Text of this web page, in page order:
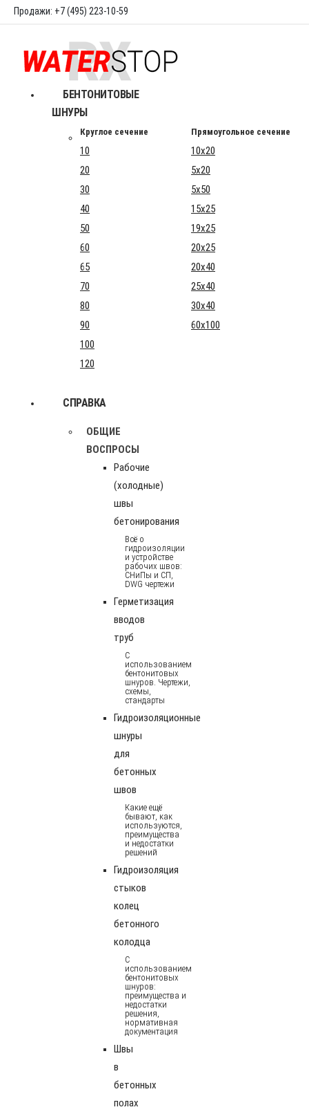
Продажи: +7 (495) 223-10-59
БЕНТОНИТОВЫЕ
ШНУРЫ
Круглое сечение Прямоугольное сечение
10
10x20
20
5x20
30
5x50
40
15x25
50
19x25
60
20x25
65
20x40
70
25x40
80
30x40
90
60x100
100
120
СПРАВКА
ОБЩИЕ
ВОСПРОСЫ
Рабочие
(холодные)
швы
бетонирования
Всё о
гидроизоляции
и устройстве
рабочих швов:
СНиПы и СП,
DWG чертежи
Герметизация
вводов
труб
С
использованием
бентонитовых
шнуров. Чертежи,
схемы,
стандарты
Гидроизоляционные
шнуры
для
бетонных
швов
Какие ещё
бывают, как
используются,
преимущества
и недостатки
решений
Гидроизоляция
стыков
колец
бетонного
колодца
С
использованием
бентонитовых
шнуров:
преимущества и
недостатки
решения,
нормативная
документация
Швы
в
бетонных
полах